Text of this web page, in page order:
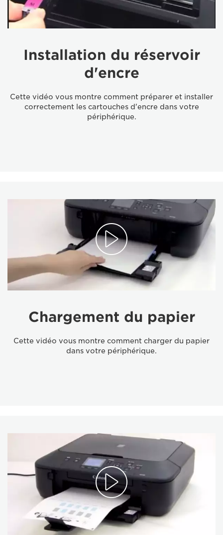
Installation du réservoir
d'encre
Cette vidéo vous montre comment préparer et installer
correctement les cartouches d'encre dans votre
périphérique.
Chargement du papier
Cette vidéo vous montre comment charger du papier
dans votre périphérique.